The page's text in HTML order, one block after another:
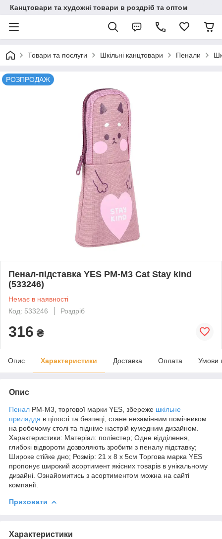
Канцтовари та художні товари в роздріб та оптом
Товари та послуги Шкільні канцтовари Пенали
РОЗПРОДАЖ
Пенал-підставка YES PM-M3 Cat Stay kind
(533246)
Немає в наявності
Код: 533246
Роздріб
316 ₴
Опис Характеристики Доставка Оплата Умови
Опис
Пенал PM-M3, торгової марки YES, збереже шкільне
приладдя в цілості та безпеці, стане незамінним помічником
на робочому столі та підніме настрій кумедним дизайном.
Характеристики: Матеріал: поліестер; Одне відділення,
глибокі відвороти дозволяють зробити з пеналу підставку;
Широке стійке дно; Розмір: 21 х 8 х 5см Торгова марка YES
пропонує широкий асортимент якісних товарів в унікальному
дизайні. Ознайомитись з асортиментом можна на сайті
компанії.
Приховати
Характеристики